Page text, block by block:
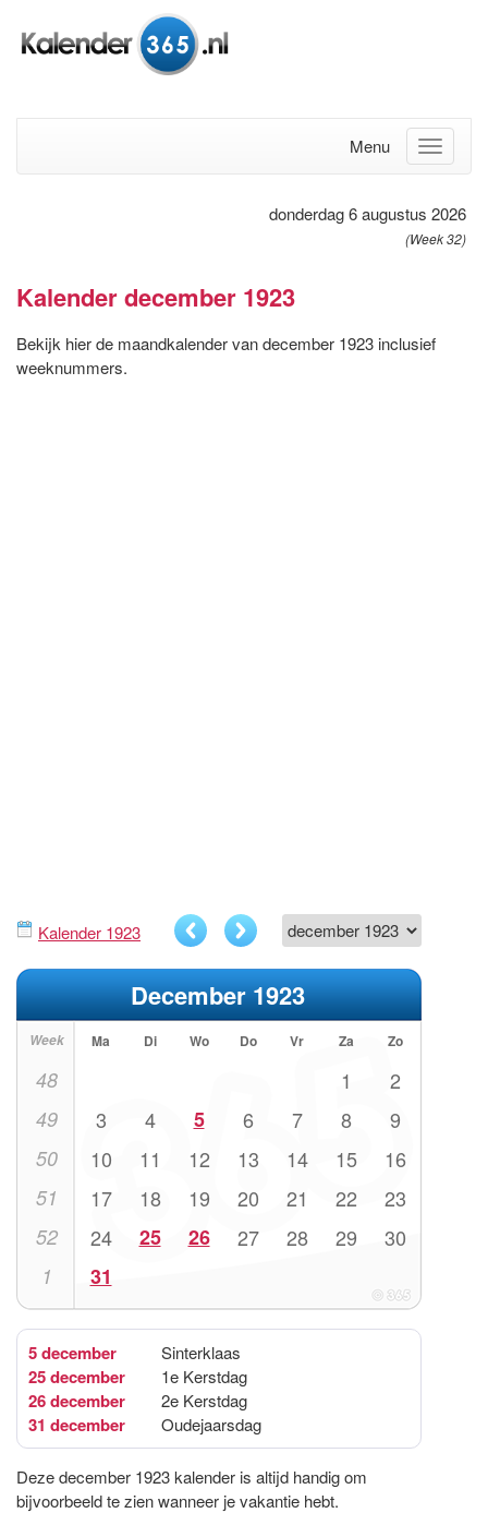
Menu
donderdag 6 augustus 2026
(Week 32)
Kalender december 1923
Bekijk hier de maandkalender van december 1923 inclusief
weeknummers.
Kalender 1923
December 1923
Week Ma Di Wo Do Vr Za Zo
48 1 2
49 3 4 5 6 7 8 9
50 10 11 12 13 14 15 16
51 17 18 19 20 21 22 23
52 24 25 26 27 28 29 30
1 31
5 december Sinterklaas
25 december 1e Kerstdag
26 december 2e Kerstdag
31 december Oudejaarsdag
Deze december 1923 kalender is altijd handig om
bijvoorbeeld te zien wanneer je vakantie hebt.